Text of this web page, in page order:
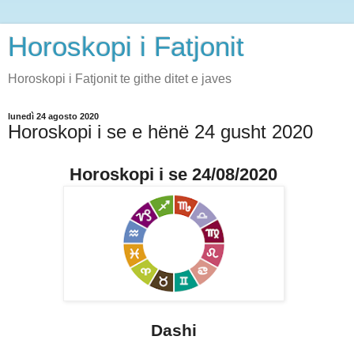
Horoskopi i Fatjonit
Horoskopi i Fatjonit te githe ditet e javes
lunedì 24 agosto 2020
Horoskopi i se e hënë 24 gusht 2020
Horoskopi i se 24/08/2020
Dashi